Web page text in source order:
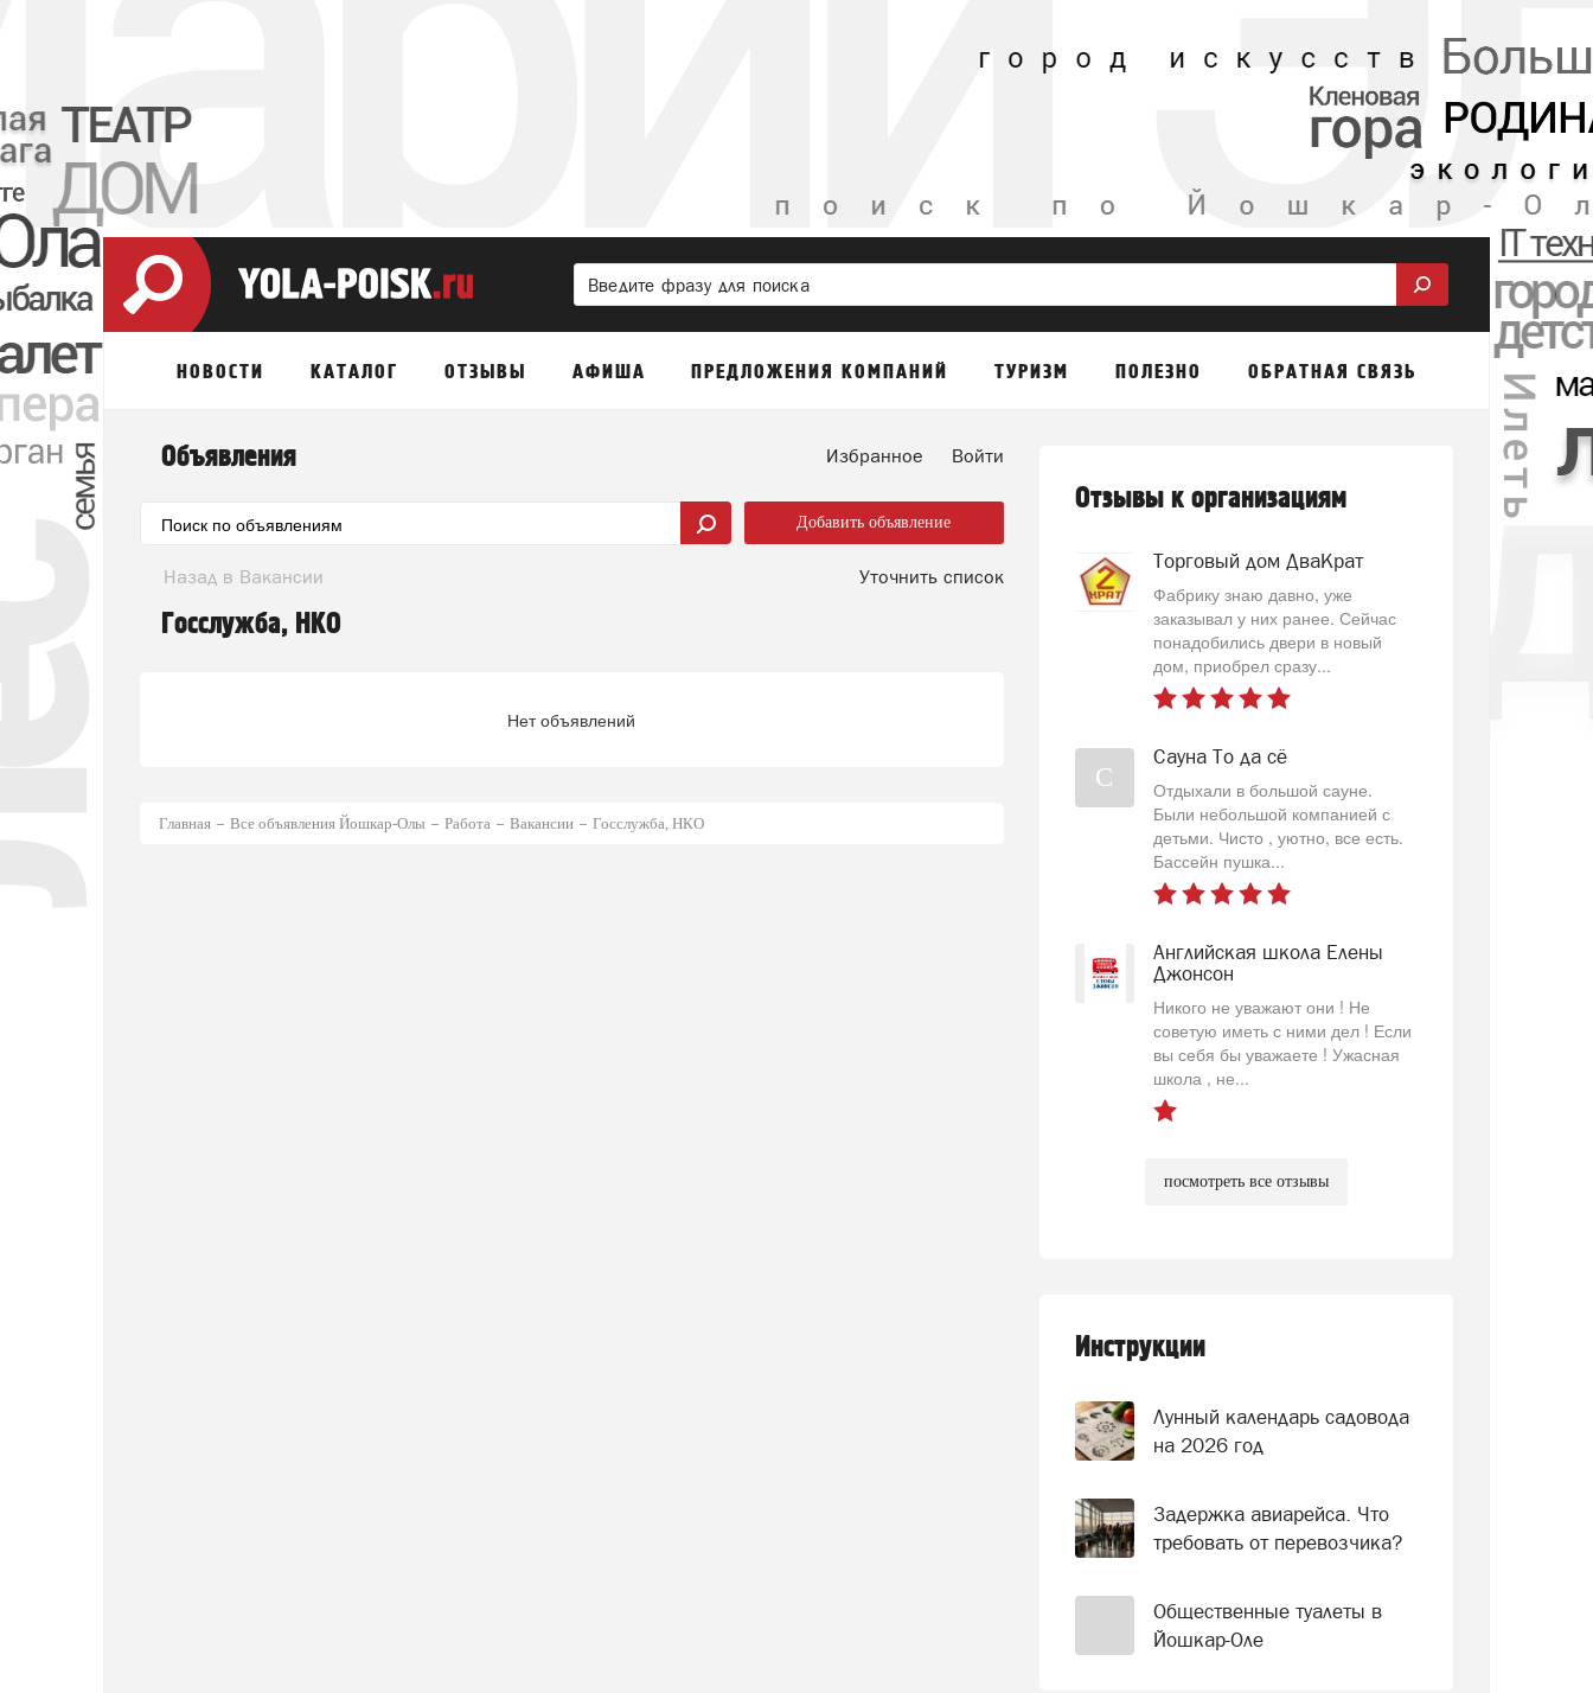
НОВОСТИ КАТАЛОГ ОТЗЫВЫ АФИША ПРЕДЛОЖЕНИЯ КОМПАНИЙ ТУРИЗМ ПОЛЕЗНО ОБРАТНАЯ СВЯЗЬ
Объявления Избранное Войти
Добавить объявление
Назад в Вакансии Уточнить список
Госслужба, НКО
Нет объявлений
Главная Все объявления Йошкар-Олы Работа Вакансии Госслужба, НКО
Отзывы к организациям
Торговый дом ДваКрат
Фабрику знаю давно, уже
заказывал у них ранее. Сейчас
понадобились двери в новый
дом, приобрел сразу...
С
Сауна То да сё
Отдыхали в большой сауне.
Были небольшой компанией с
детьми. Чисто , уютно, все есть.
Бассейн пушка...
Английская школа Елены
Джонсон
Никого не уважают они ! Не
советую иметь с ними дел ! Если
вы себя бы уважаете ! Ужасная
школа , не...
посмотреть все отзывы
Инструкции
Лунный календарь садовода
на 2026 год
Задержка авиарейса. Что
требовать от перевозчика?
Общественные туалеты в
Йошкар-Оле